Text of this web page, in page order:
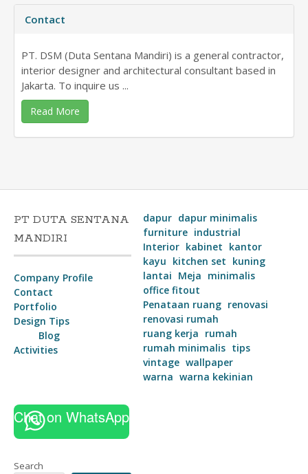
Contact
PT. DSM (Duta Sentana Mandiri) is a general contractor,
interior designer and architectural consultant based in
Jakarta. To inquire us ...
Read More
PT DUTA SENTANA
MANDIRI
Company Profile
Contact
Portfolio
Design Tips
Blog
Activities
dapur dapur minimalis
furniture industrial
Interior kabinet kantor
kayu kitchen set kuning
lantai Meja minimalis
office fitout
Penataan ruang renovasi
renovasi rumah
ruang kerja rumah
rumah minimalis tips
vintage wallpaper
warna warna kekinian
Chat on WhatsApp
Search